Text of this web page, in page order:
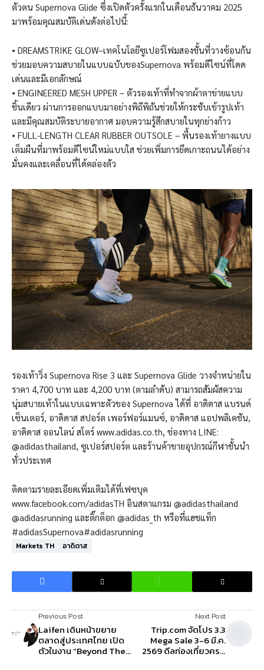
ตัวตน Supernova Glide ซึ่งเปิดตัวครั้งแรกในเดือนธันวาคม 2025
มาพร้อมคุณสมบัติเด่นดังต่อไปนี้:
• DREAMSTRIKE GLOW–เทคโนโลยีซูเปอร์โฟมสองชั้นที่วางซ้อนกัน
ช่วยมอบความสบายในแบบฉบับของSupernova พร้อมดีไซน์ที่โดด
เด่นและมีเอกลักษณ์
• ENGINEERED MESH UPPER – ตัวรองเท้าที่ทำจากผ้าตาข่ายแบบ
ชิ้นเดียว ผ่านการออกแบบมาอย่างพิถีพิถันช่วยให้กระชับเข้ารูปเท้า
และมีคุณสมบัติระบายอากาศ มอบความรู้สึกสบายในทุกย่างก้าว
• FULL-LENGTH CLEAR RUBBER OUTSOLE – พื้นรองเท้ายางแบบ
เต็มผืนที่มาพร้อมดีไซน์ใหม่แบบใส ช่วยเพิ่มการยึดเกาะถนนได้อย่าง
มั่นคงและเคลื่อนที่ได้คล่องตัว
รองเท้าวิ่ง Supernova Rise 3 และ Supernova Glide วางจำหน่ายใน
ราคา 4,700 บาท และ 4,200 บาท (ตามลำดับ) สามารถสัมผัสความ
นุ่มสบายเท้าในแบบเฉพาะตัวของ Supernova ได้ที่ อาดิดาส แบรนด์
เซ็นเตอร์, อาดิดาส สปอร์ต เพอร์ฟอร์แมนซ์, อาดิดาส แอปพลิเคชัน,
อาดิดาส ออนไลน์ สโตร์ www.adidas.co.th, ช่องทาง LINE:
@adidasthailand, ซูเปอร์สปอร์ต และร้านค้าขายอุปกรณ์กีฬาชั้นนำ
ทั่วประเทศ
ติดตามรายละเอียดเพิ่มเติมได้ที่เฟซบุค
www.facebook.com/adidasTH อินสตาแกรม @adidasthailand
@adidasrunning และติ๊กต็อก @adidas_th หรือที่แฮชแท็ก
#adidasSupernova#adidasrunning
Markets TH อาดิดาส
Previous Post
Laifen เดินหน้าขยาย
ตลาดสู่ประเทศไทย เปิด
ตัวในงาน “Beyond The
Next Post
Trip.com จัดโปร 3.3
Mega Sale 3-6 มี.ค.
2569 ดีลท่องเที่ยวครบ